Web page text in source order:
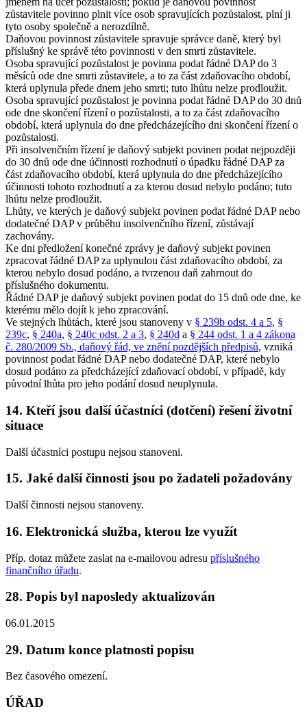
zůstavitele povinno plnit více osob spravujících pozůstalost, plní ji
tyto osoby společně a nerozdílně.
Daňovou povinnost zůstavitele spravuje správce daně, který byl
příslušný ke správě této povinnosti v den smrti zůstavitele.
Osoba spravující pozůstalost je povinna podat řádné DAP do 3
měsíců ode dne smrti zůstavitele, a to za část zdaňovacího období,
která uplynula přede dnem jeho smrti; tuto lhůtu nelze prodloužit.
Osoba spravující pozůstalost je povinna podat řádné DAP do 30 dnů
ode dne skončení řízení o pozůstalosti, a to za část zdaňovacího
období, která uplynula do dne předcházejícího dni skončení řízení o
pozůstalosti.
Při insolvenčním řízení je daňový subjekt povinen podat nejpozději
do 30 dnů ode dne účinnosti rozhodnutí o úpadku řádné DAP za
část zdaňovacího období, která uplynula do dne předcházejícího
účinnosti tohoto rozhodnutí a za kterou dosud nebylo podáno; tuto
lhůtu nelze prodloužit.
Lhůty, ve kterých je daňový subjekt povinen podat řádné DAP nebo
dodatečné DAP v průběhu insolvenčního řízení, zůstávají
zachovány.
Ke dni předložení konečné zprávy je daňový subjekt povinen
zpracovat řádné DAP za uplynulou část zdaňovacího období, za
kterou nebylo dosud podáno, a tvrzenou daň zahrnout do
příslušného dokumentu.
Řádné DAP je daňový subjekt povinen podat do 15 dnů ode dne, ke
kterému mělo dojít k jeho zpracování.
Ve stejných lhůtách, které jsou stanoveny v § 239b odst. 4 a 5, §
239c, § 240a, § 240c odst. 2 a 3, § 240d a § 244 odst. 1 a 4 zákona
č. 280/2009 Sb., daňový řád, ve znění pozdějších předpisů, vzniká
povinnost podat řádné DAP nebo dodatečné DAP, které nebylo
dosud podáno za předcházející zdaňovací období, v případě, kdy
původní lhůta pro jeho podání dosud neuplynula.
14. Kteří jsou další účastníci (dotčení) řešení životní
situace
Další účastníci postupu nejsou stanoveni.
15. Jaké další činnosti jsou po žadateli požadovány
Další činnosti nejsou stanoveny.
16. Elektronická služba, kterou lze využít
Příp. dotaz můžete zaslat na e-mailovou adresu příslušného
finančního úřadu.
28. Popis byl naposledy aktualizován
06.01.2015
29. Datum konce platnosti popisu
Bez časového omezení.
ÚŘAD